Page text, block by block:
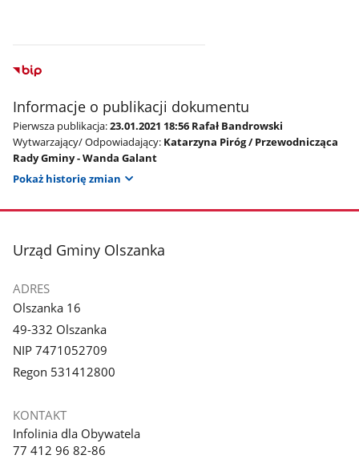
Informacje o publikacji dokumentu
Pierwsza publikacja:23.01.2021 18:56 Rafał Bandrowski
Wytwarzający/ Odpowiadający: Katarzyna Piróg / Przewodnicząca
Rady Gminy - Wanda Galant
Pokaż historię zmian
stopka
Urząd Gminy Olszanka
ADRES
Olszanka 16
49-332 Olszanka
NIP 7471052709
Regon 531412800
KONTAKT
Infolinia dla Obywatela
77 412 96 82-86